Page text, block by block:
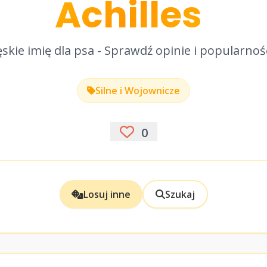
Achilles
imię dla psa - Sprawdź opinie i
Silne i Wojownicze
0
Losuj inne Szukaj